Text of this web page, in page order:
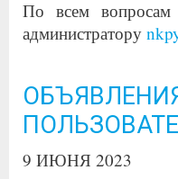
По всем
администратору
9 ИЮНЯ 2023